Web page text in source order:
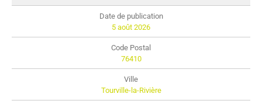
5 août 2026
76410
Tourville-la-Rivière